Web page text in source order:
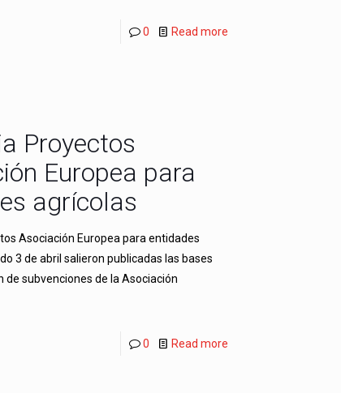
0 Read more
Proyectos
Europea para
agrícolas
Asociación Europea para entidades
3 de abril salieron publicadas las bases
de subvenciones de la Asociación
0 Read more